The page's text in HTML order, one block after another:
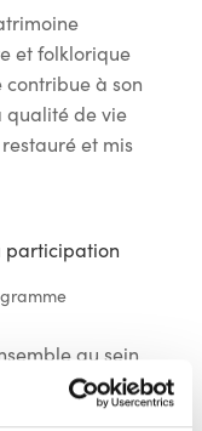
et folklorique
à son
qualité de vie
et mis
participation
au sein
de prendre
contraintes de